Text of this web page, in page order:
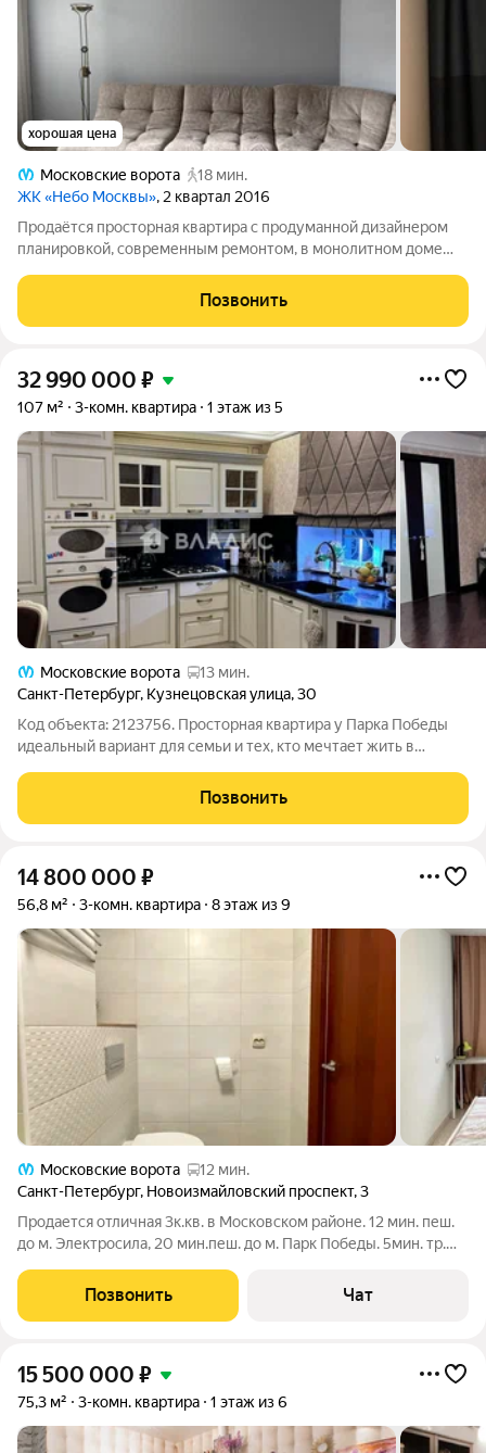
хорошая цена
Московские ворота
18 мин.
ЖК «Небо Москвы», 2 квартал 2016
Продаётся просторная квартира с продуманной дизайнером
планировкой, современным ремонтом, в монолитном доме
и приватность. Из окон открывается вид на тихий двор с
закрытой территорией и
Позвонить
32 990 000 ₽
107 м² 3-комн. квартира 1 этаж из 5
Московские ворота
13 мин.
Санкт-Петербург, Кузнецовская улица,30
Код объекта: 2123756. Просторная квартира у Парка Победы
идеальный вариант для семьи и тех, кто мечтает жить в
район -«южные ворота» Петербурга: престиж, комфорт и
динамика в одном месте.
Позвонить
14 800 000 ₽
56,8 м² 3-комн. квартира 8 этаж из 9
Московские ворота
12 мин.
Санкт-Петербург, Новоизмайловский проспект,3
Продается отличная 3к.кв. в Московском районе. 12 мин. пеш.
до м. Электросила, 20 мин.пеш. до м. Парк Победы. 5мин. тр.
мин.пеш.. Хорошая транспортная доступность в любую точку
города.
Позвонить Чат
15 500 000 ₽
75,3 м² 3-комн. квартира 1 этаж из 6